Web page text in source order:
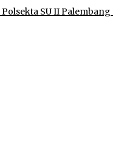
SU II Palembang